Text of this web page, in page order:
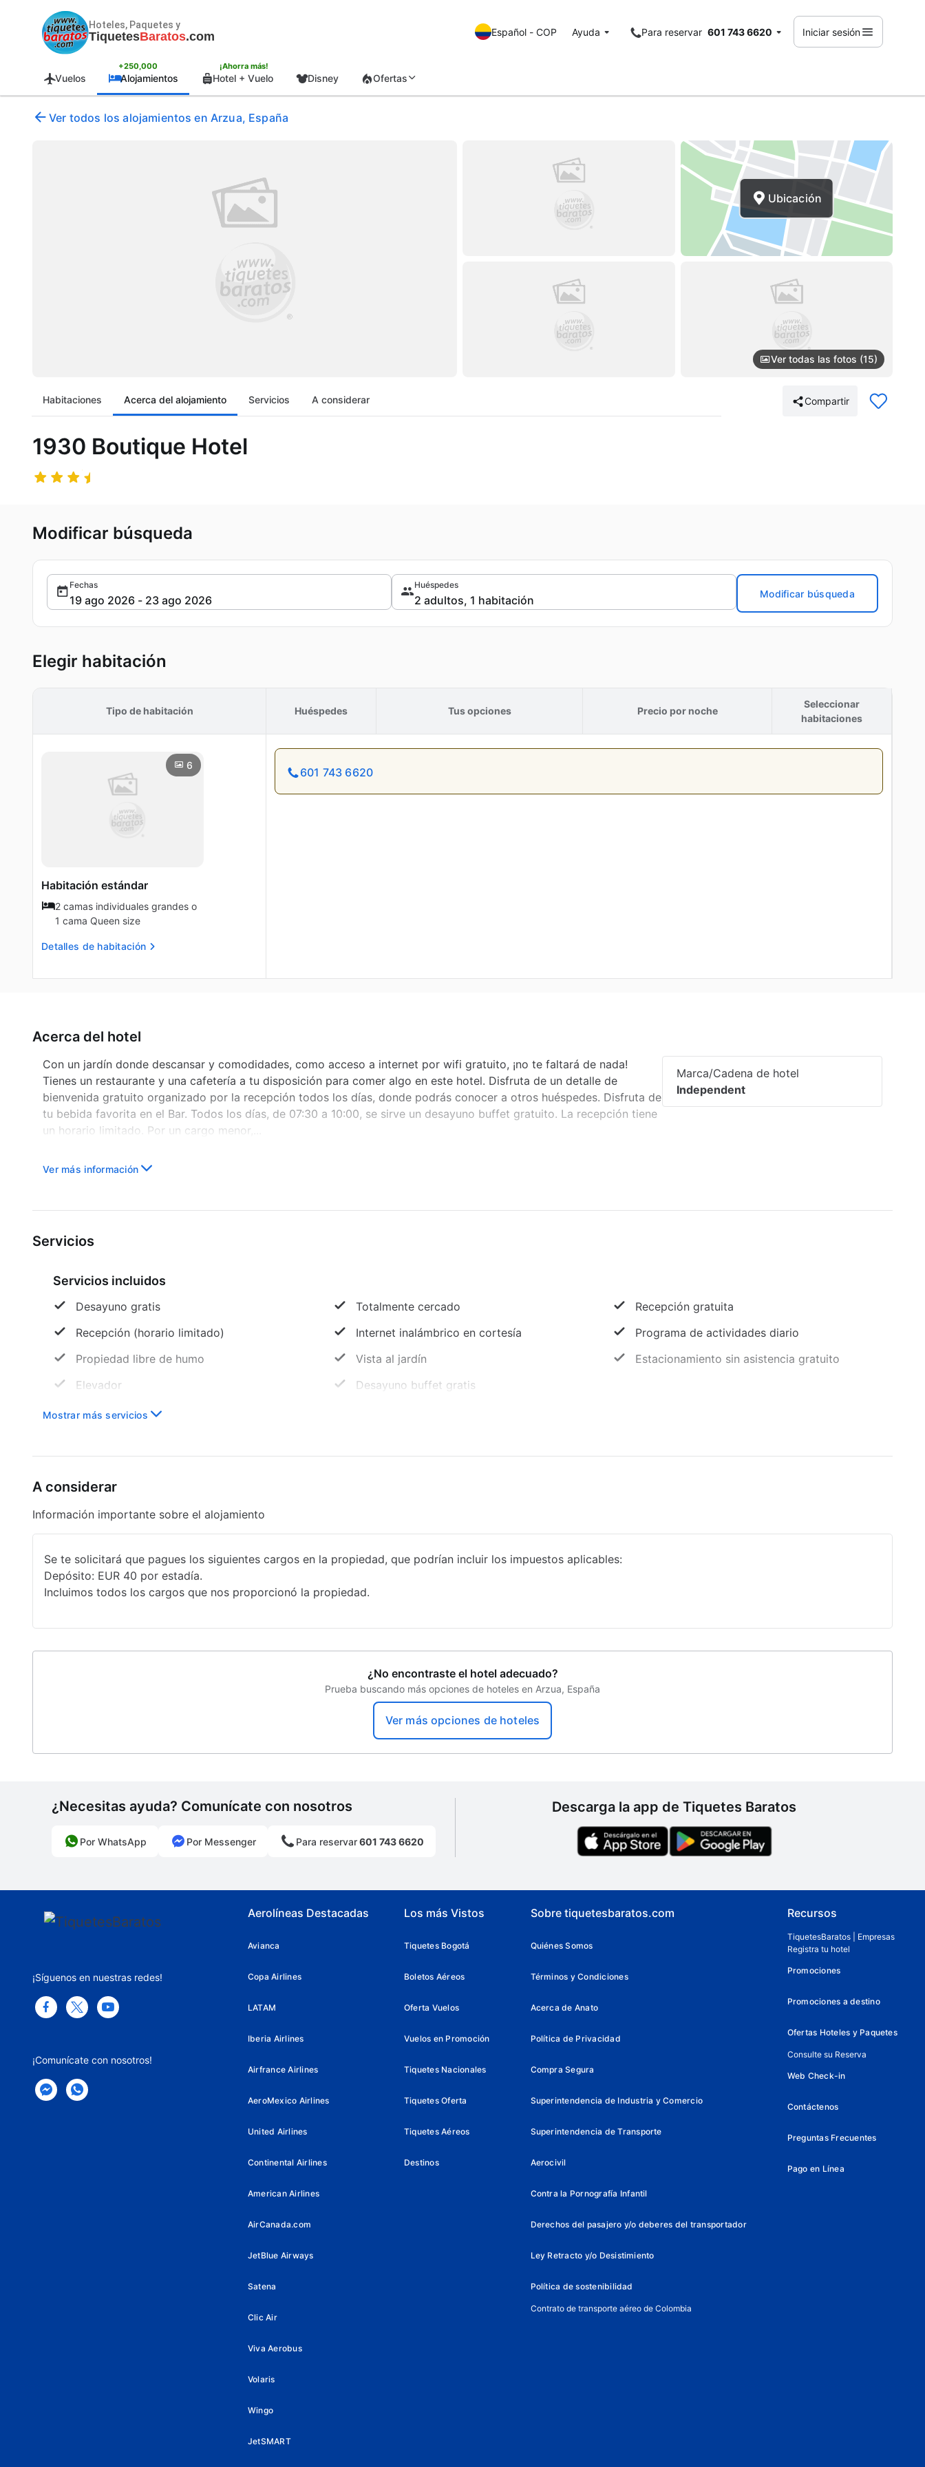
Hoteles, Paquetes y
TiquetesBaratos.com Español - COP Ayuda Para reservar 601 743 6620 Iniciar sesión
Vuelos
+250,000
Alojamientos
¡Ahorra más!
Hotel + Vuelo Disney Ofertas
Ver todos los alojamientos en Arzua, España
Ver todas las fotos (15)
Ubicación
Habitaciones Acerca del alojamiento Servicios A considerar Compartir
1930 Boutique Hotel
Modificar búsqueda
Fechas Huéspedes
Modificar búsqueda
Elegir habitación
Tipo de habitación Huéspedes Tus opciones Precio por noche
Seleccionar
habitaciones
6
Habitación estándar
2 camas individuales grandes o
1 cama Queen size
Detalles de habitación
601 743 6620
Acerca del hotel
Marca/Cadena de hotel
Independent
Con un jardín donde descansar y comodidades, como acceso a internet por wifi gratuito, ¡no te faltará de nada!
Tienes un restaurante y una cafetería a tu disposición para comer algo en este hotel. Disfruta de un detalle de
bienvenida gratuito organizado por la recepción todos los días, donde podrás conocer a otros huéspedes. Disfruta de
tu bebida favorita en el Bar. Todos los días, de 07:30 a 10:00, se sirve un desayuno buffet gratuito. La recepción tiene
un horario limitado. Por un cargo menor,...
Ver más información
Servicios
Servicios incluidos
Desayuno gratis Totalmente cercado
Recepción gratuita
Recepción (horario limitado)
Internet inalámbrico en cortesía
Programa de actividades diario
Propiedad libre de humo
Vista al jardín
Estacionamiento sin asistencia gratuito
Elevador
Desayuno buffet gratis
Servicios con cargo extra
Mostrar más servicios
A considerar
Información importante sobre el alojamiento
Se te solicitará que pagues los siguientes cargos en la propiedad, que podrían incluir los impuestos aplicables:
Depósito: EUR 40 por estadía.
Incluimos todos los cargos que nos proporcionó la propiedad.
¿No encontraste el hotel adecuado?
Prueba buscando más opciones de hoteles en Arzua, España
Ver más opciones de hoteles
¿Necesitas ayuda? Comunícate con nosotros
Por WhatsApp Por Messenger Para reservar601 743 6620
Descarga la app de Tiquetes Baratos
¡Síguenos en nuestras redes!
¡Comunícate con nosotros!
Aerolíneas Destacadas
Avianca
Copa Airlines
LATAM
Iberia Airlines
Airfrance Airlines
AeroMexico Airlines
United Airlines
Continental Airlines
American Airlines
AirCanada.com
JetBlue Airways
Satena
Clic Air
Viva Aerobus
Volaris
Wingo
JetSMART
Los más Vistos
Tiquetes Bogotá
Boletos Aéreos
Oferta Vuelos
Vuelos en Promoción
Tiquetes Nacionales
Tiquetes Oferta
Tiquetes Aéreos
Destinos
Sobre tiquetesbaratos.com
Quiénes Somos
Términos y Condiciones
Acerca de Anato
Política de Privacidad
Compra Segura
Superintendencia de Industria y Comercio
Superintendencia de Transporte
Aerocivil
Contra la Pornografía Infantil
Derechos del pasajero y/o deberes del transportador
Ley Retracto y/o Desistimiento
Política de sostenibilidad
Contrato de transporte aéreo de Colombia
Recursos
TiquetesBaratos | Empresas
Registra tu hotel
Promociones
Promociones a destino
Ofertas Hoteles y Paquetes
Consulte su Reserva
Web Check-in
Contáctenos
Preguntas Frecuentes
Pago en Línea